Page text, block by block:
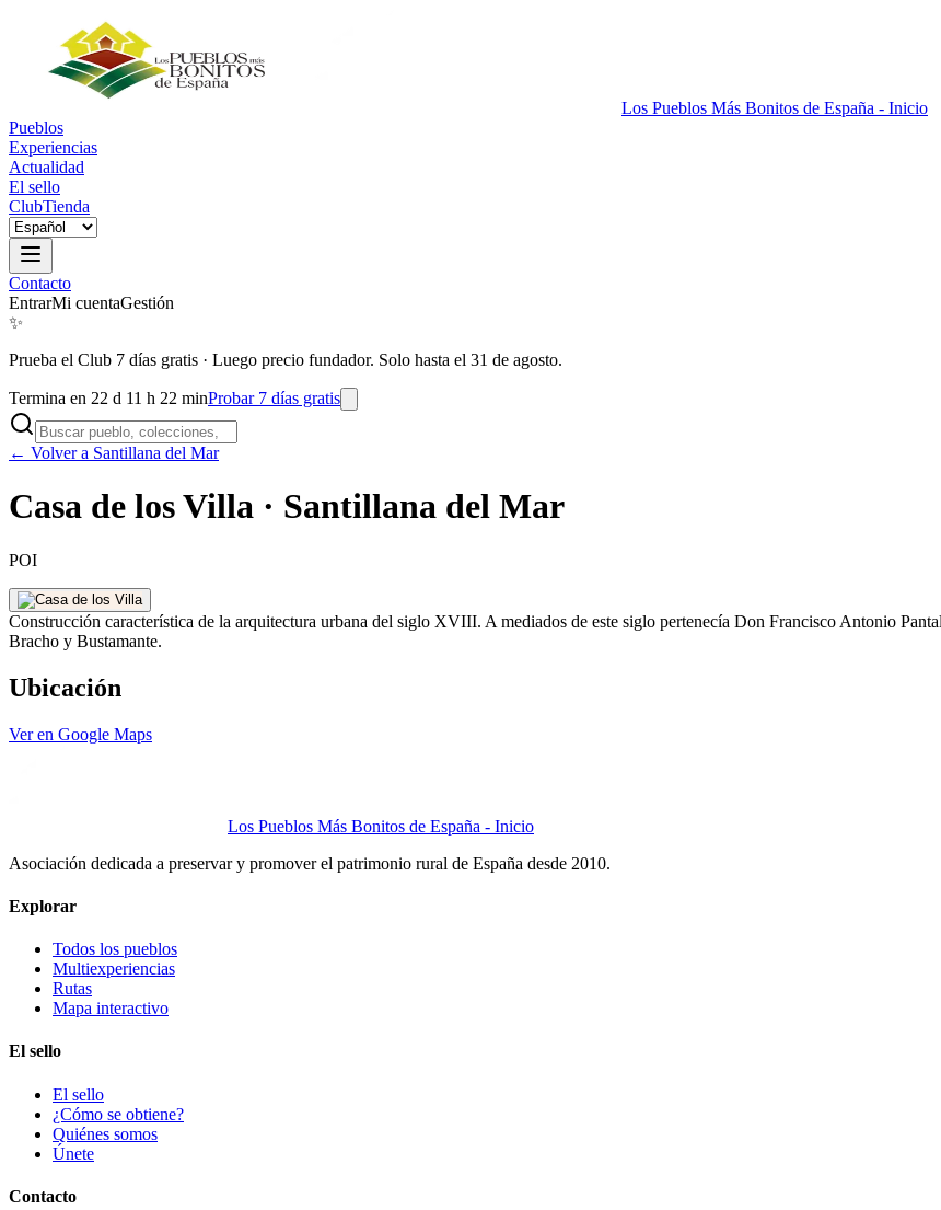
Los Pueblos Más Bonitos de España - Inicio
Pueblos
Experiencias
Actualidad
El sello
ClubTienda
Contacto
EntrarMi cuentaGestión
✨
Prueba el Club 7 días gratis · Luego precio fundador. Solo hasta el 31 de agosto.
Termina en 22 d 11 h 22 minProbar 7 días gratis
← Volver a Santillana del Mar
Casa de los Villa · Santillana del Mar
POI
Construcción característica de la arquitectura urbana del siglo XVIII. A mediados de este siglo pertenecía Don Francisco Antonio
Bracho y Bustamante.
Ubicación
Ver en Google Maps
Los Pueblos Más Bonitos de España - Inicio
Asociación dedicada a preservar y promover el patrimonio rural de España desde 2010.
Explorar
Todos los pueblos
Multiexperiencias
Rutas
Mapa interactivo
El sello
El sello
¿Cómo se obtiene?
Quiénes somos
Únete
Contacto